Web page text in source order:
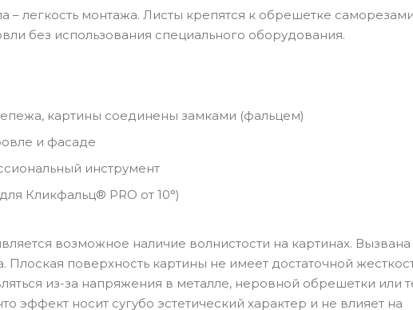
– легкость монтажа. Листы крепятся к обрешетке
без использования специального оборудования.
картины соединены замками (фальцем)
и фасаде
инструмент
Кликфальц® PRO от 10°)
возможное наличие волнистости на картинах. Вызвана
поверхность картины не имеет достаточной
из-за напряжения в металле, неровной обрешетки или
носит сугубо эстетический характер и не влияет на